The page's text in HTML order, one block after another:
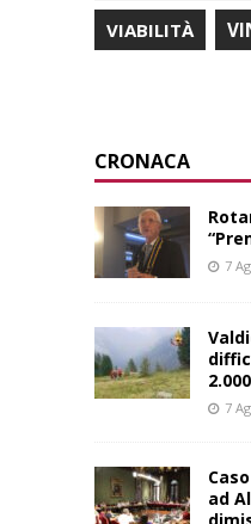
VIABILITÀ
CRONACA
7
7
ad